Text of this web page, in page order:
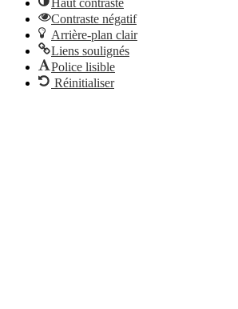
Contraste négatif
Arrière-plan clair
Liens soulignés
Police lisible
Réinitialiser